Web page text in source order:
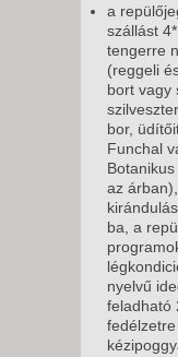
a
szállást
tengerre
(reggeli
bort vagy
bor,
Funchal
az
ba, a
nyelvű
feladható